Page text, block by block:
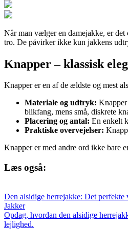
Når man vælger en damejakke, er
tro. De påvirker ikke kun jakkens
Knapper – klassisk
Knapper er en af de ældste og mest
Materiale og udtryk:
blikfang, mens små, diskrete
Placering og antal: En enkelt
Praktiske overvejelser:
Knapper er med andre ord ikke bare
Læs også:
Den alsidige herrejakke: Det
Jakker
Opdag, hvordan den alsidige
lejlighed.